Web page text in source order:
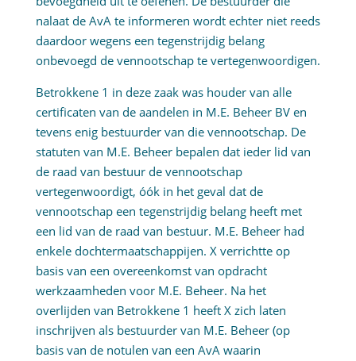
nalaat de AvA te informeren wordt echter niet reeds
daardoor wegens een tegenstrijdig belang
onbevoegd de vennootschap te vertegenwoordigen.
Betrokkene 1 in deze zaak was houder van alle
certificaten van de aandelen in M.E. Beheer BV en
tevens enig bestuurder van die vennootschap. De
statuten van M.E. Beheer bepalen dat ieder lid van
de raad van bestuur de vennootschap
vertegenwoordigt, óók in het geval dat de
vennootschap een tegenstrijdig belang heeft met
een lid van de raad van bestuur. M.E. Beheer had
enkele dochtermaatschappijen. X verrichtte op
basis van een overeenkomst van opdracht
werkzaamheden voor M.E. Beheer. Na het
overlijden van Betrokkene 1 heeft X zich laten
inschrijven als bestuurder van M.E. Beheer (op
basis van de notulen van een AvA waarin